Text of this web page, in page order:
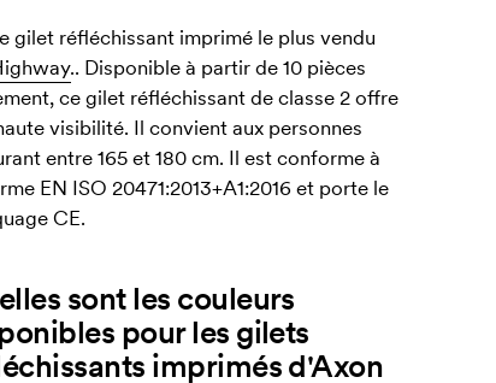
gilet réfléchissant imprimé le plus vendu
. Disponible à partir de 10 pièces
ce gilet réfléchissant de classe 2 offre
visibilité. Il convient aux personnes
entre 165 et 180 cm. Il est conforme à
EN ISO 20471:2013+A1:2016 et porte le
CE.
sont les couleurs
pour les gilets
imprimés d'Axon